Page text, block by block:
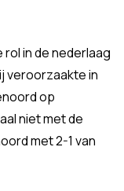
in de nederlaag
veroorzaakte in
op
niet met de
met 2-1 van